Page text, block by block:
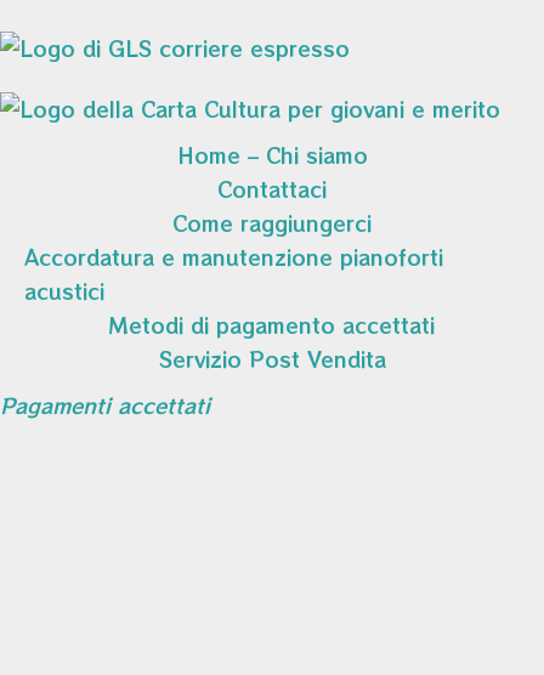
Home – Chi siamo
Contattaci
Come raggiungerci
Accordatura e manutenzione pianoforti
acustici
Metodi di pagamento accettati
Servizio Post Vendita
Pagamenti accettati